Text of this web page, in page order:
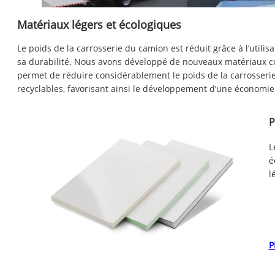
Matériaux légers et écologiques
Le poids de la carrosserie du camion est réduit grâce à
sa durabilité. Nous avons développé de nouveaux
permet de réduire considérablement le poids de la
recyclables, favorisant ainsi le développement d’une